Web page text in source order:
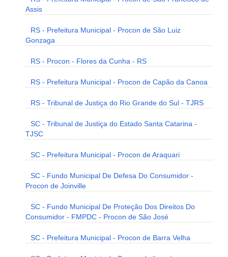
Assis
RS - Prefeitura Municipal - Procon de São Luiz
Gonzaga
RS - Procon - Flores da Cunha - RS
RS - Prefeitura Municipal - Procon de Capão da Canoa
RS - Tribunal de Justiça do Rio Grande do Sul - TJRS
SC - Tribunal de Justiça do Estado Santa Catarina -
TJSC
SC - Prefeitura Municipal - Procon de Araquari
SC - Fundo Municipal De Defesa Do Consumidor -
Procon de Joinville
SC - Fundo Municipal De Proteção Dos Direitos Do
Consumidor - FMPDC - Procon de São José
SC - Prefeitura Municipal - Procon de Barra Velha